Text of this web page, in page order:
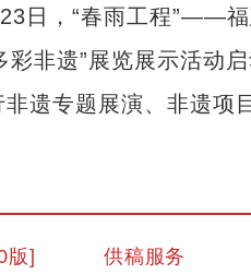
，“春雨工程”——福
非遗”展览展示活动
遗专题展演、非遗项
版] 供稿服务